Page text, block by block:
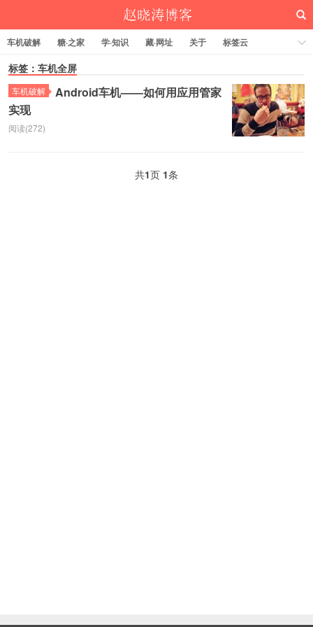
车机破解 糖·之家 学·知识 藏·网址 关于 标签云
标签：车机全屏
车机破解
Android车机——如何用应用管家
实现
阅读(272)
共1页 1条